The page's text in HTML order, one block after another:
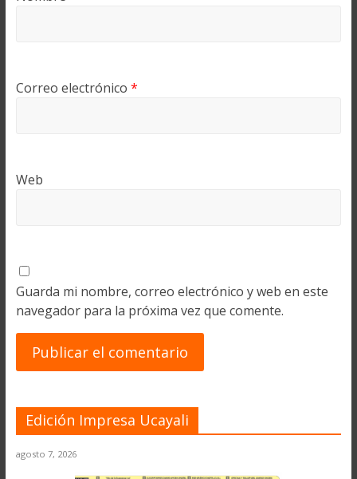
Correo electrónico *
Web
Guarda mi nombre, correo electrónico y web en este
navegador para la próxima vez que comente.
Edición Impresa Ucayali
agosto 7, 2026